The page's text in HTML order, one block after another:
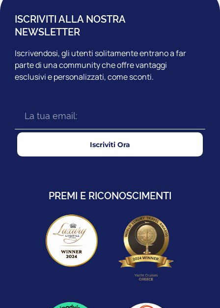
ISCRIVITI ALLA NOSTRA
NEWSLETTER
Iscrivendosi, gli utenti solitamente entrano a far
parte di una community che offre vantaggi
esclusivi e personalizzati, come sconti.
Iscriviti Ora
PREMI E RICONOSCIMENTI